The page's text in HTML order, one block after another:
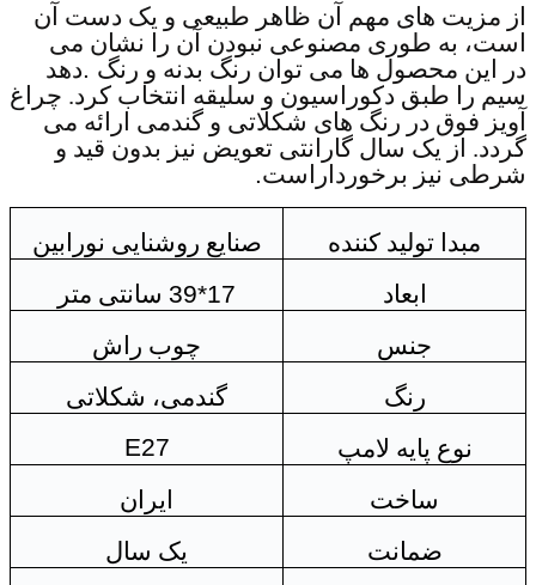
از مزیت های مهم آن ظاهر طبیعی و یک دست آن
است، به طوری مصنوعی نبودن آن را نشان می
دهد. در این محصول ها می توان رنگ بدنه و رنگ
سیم را طبق دکوراسیون و سلیقه انتخاب کرد. چراغ
آویز فوق در رنگ های شکلاتی و گندمی ارائه می
گردد. از یک سال گارانتی تعویض نیز بدون قید و
شرطی نیز برخورداراست.
مبدا تولید کننده
صنایع روشنایی نورابین
ابعاد
39*17 سانتی متر
جنس
چوب راش
رنگ
گندمی، شکلاتی
نوع پایه لامپ
E27
ساخت
ایران
ضمانت
یک سال